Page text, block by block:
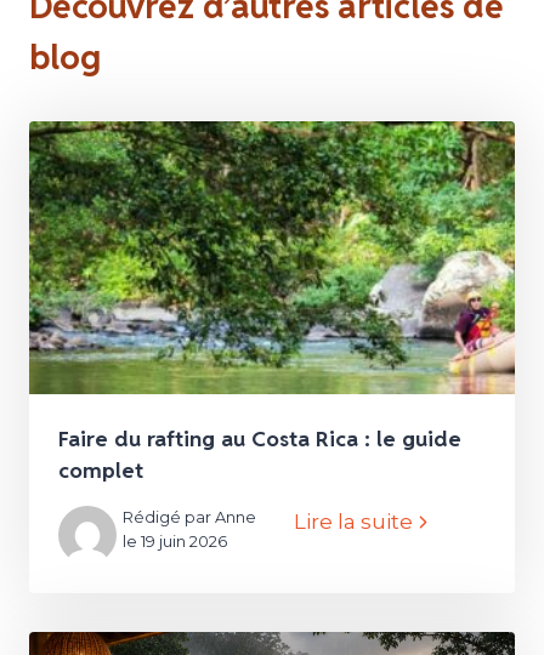
blog
Faire du rafting au Costa Rica : le guide
complet
Rédigé par Anne
le 19 juin 2026
Lire la suite